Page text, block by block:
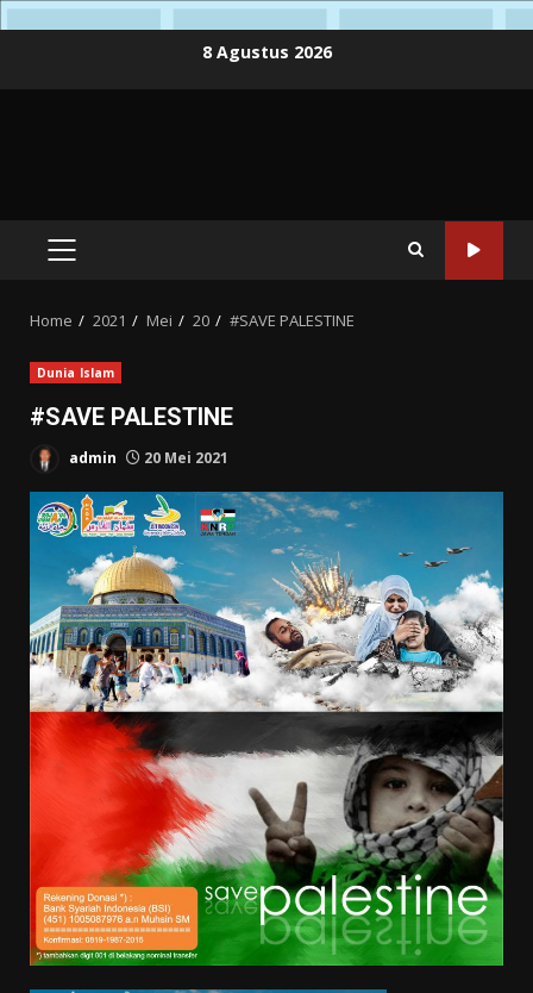
8 Agustus 2026
PRIMARY
Home 2021 Mei 20 #SAVE PALESTINE
Dunia Islam
#SAVE PALESTINE
admin 20 Mei 2021